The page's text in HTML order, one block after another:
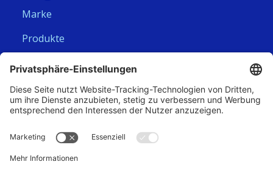
Marke
Produkte
Folge uns
Hero Global